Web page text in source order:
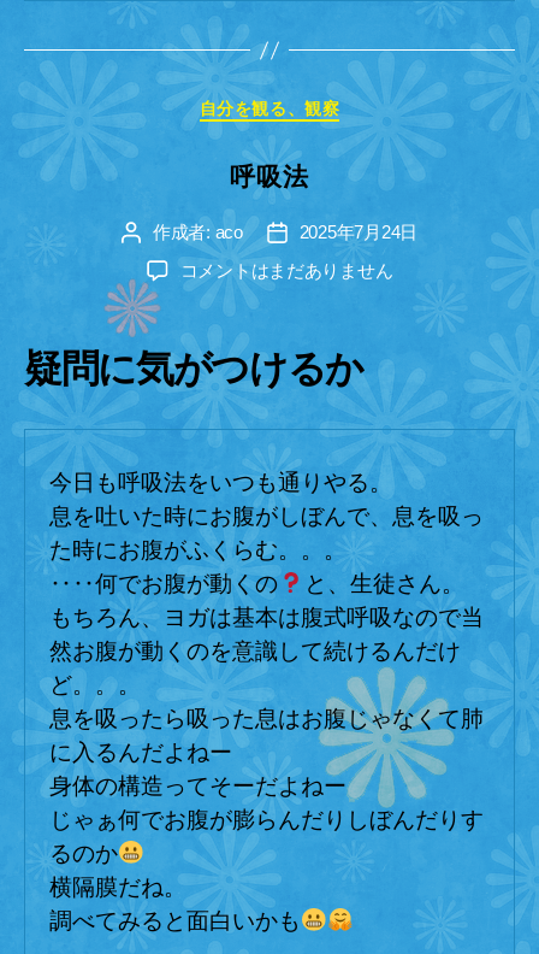
カ
テ
ゴ
リ
ー
自分を観る、観察
呼吸法
投
稿
者
作成者: aco
投
稿
日
2025年7月24日
呼
吸
へ
の
コメントはまだありません
疑問に気がつけるか
今日も呼吸法をいつも通りやる。
息を吐いた時にお腹がしぼんで、息を吸っ
た時にお腹がふくらむ。。。
‥‥何でお腹が動くの
と、生徒さん。
もちろん、ヨガは基本は腹式呼吸なので当
然お腹が動くのを意識して続けるんだけ
ど。。。
息を吸ったら吸った息はお腹じゃなくて肺
に入るんだよねー
身体の構造ってそーだよねー
じゃぁ何でお腹が膨らんだりしぼんだりす
るのか
横隔膜だね。
調べてみると面白いかも